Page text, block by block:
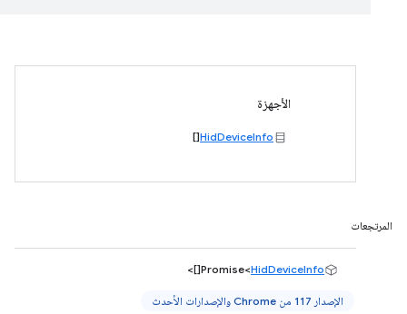
الأجهزة
HidDeviceInfo
[]
المرتجعات
Promise<HidDeviceInfo
[]>
الإصدار 117 من Chrome والإصدارات الأحدث